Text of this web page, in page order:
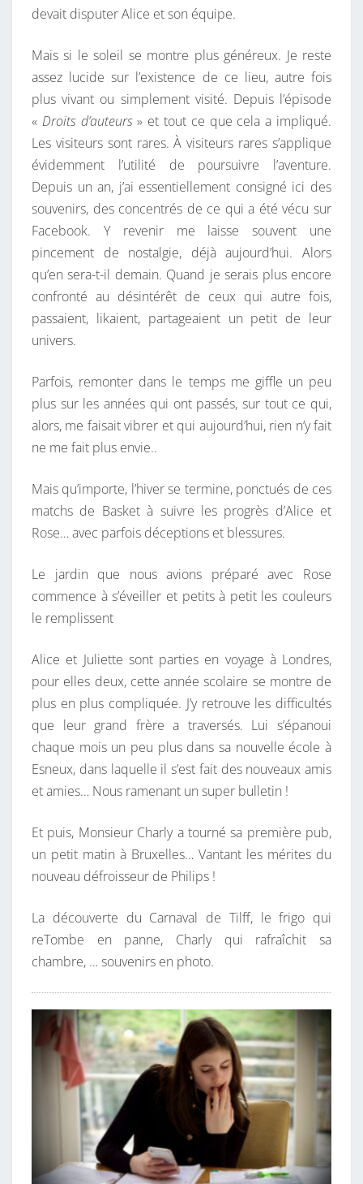
’
N
N
O
U
V
E
A
U
P
I
N
T
P
S
.
devait disputer Alice et son équipe.
Mais si le soleil se montre plus généreux. Je reste
assez lucide sur l’existence de ce lieu, autre fois
plus vivant ou simplement visité. Depuis l’épisode
« Droits d’auteurs» et tout ce que cela a impliqué.
Les visiteurs sont rares. À visiteurs rares s’applique
évidemment l’utilité de poursuivre l’aventure.
Depuis un an, j’ai essentiellement consigné ici des
souvenirs, des concentrés de ce qui a été vécu sur
Facebook. Y revenir me laisse souvent une
pincement de nostalgie, déjà aujourd’hui. Alors
qu’en sera-t-il demain. Quand je serais plus encore
confronté au désintérêt de ceux qui autre fois,
passaient, likaient, partageaient un petit de leur
univers.
Parfois, remonter dans le temps me giffle un peu
plus sur les années qui ont passés, sur tout ce qui,
alors, me faisait vibrer et qui aujourd’hui, rien n’y fait
ne me fait plus envie..
Mais qu’importe, l’hiver se termine, ponctués de ces
matchs de Basket à suivre les progrès d’Alice et
Rose… avec parfois déceptions et blessures.
Le jardin que nous avions préparé avec Rose
commence à s’éveiller et petits à petit les couleurs
le remplissent
Alice et Juliette sont parties en voyage à Londres,
pour elles deux, cette année scolaire se montre de
plus en plus compliquée. J’y retrouve les difficultés
que leur grand frère a traversés. Lui s’épanoui
chaque mois un peu plus dans sa nouvelle école à
Esneux, dans laquelle il s’est fait des nouveaux amis
et amies… Nous ramenant un super bulletin !
Et puis, Monsieur Charly a tourné sa première pub,
un petit matin à Bruxelles… Vantant les mérites du
nouveau défroisseur de Philips !
La découverte du Carnaval de Tilff, le frigo qui
reTombe en panne, Charly qui rafraîchit sa
chambre, … souvenirs en photo.